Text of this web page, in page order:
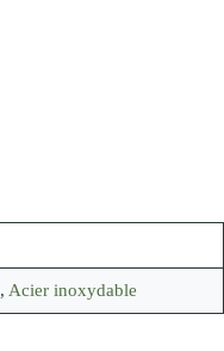
, Acier inoxydable